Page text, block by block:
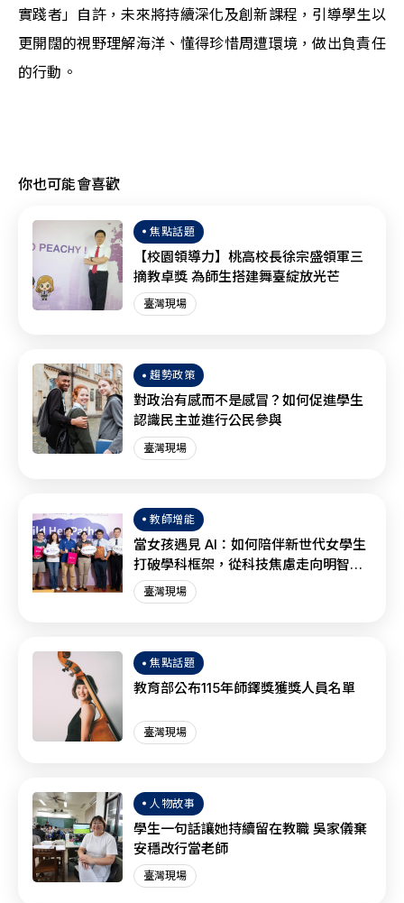
實踐者」自許，未來將持續深化及創新課程，引導學生以
更開闊的視野理解海洋、懂得珍惜周遭環境，做出負責任
的行動。
你也可能會喜歡
焦點話題
【校園領導力】桃高校長徐宗盛領軍三
摘教卓獎 為師生搭建舞臺綻放光芒
臺灣現場
趨勢政策
對政治有感而不是感冒？如何促進學生
認識民主並進行公民參與
臺灣現場
教師增能
當女孩遇見 AI：如何陪伴新世代女學生
打破學科框架，從科技焦慮走向明智協
作？
臺灣現場
焦點話題
教育部公布115年師鐸獎獲獎人員名單
臺灣現場
人物故事
學生一句話讓她持續留在教職 吳家儀棄
安穩改行當老師
臺灣現場